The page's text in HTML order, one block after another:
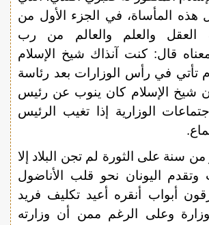
المأساة، في الجزء الأول من
العقل والعلم والعالم من رب
معناه قال: كنت آنذاك شيخ الإسلام
تأتي في رأس الوزارات بعد رئاسة
شيخ الإسلام كان ينوب عن رئيس
الوزارية إذا تغيب الرئيس
سنة على الثورة لم تجن البلاد إلا
وتقدم اليونان نحو قلب الأناضول
أبواب أنقره أعيد تكليف فريد
وعلى الرغم ممن أن وزارته